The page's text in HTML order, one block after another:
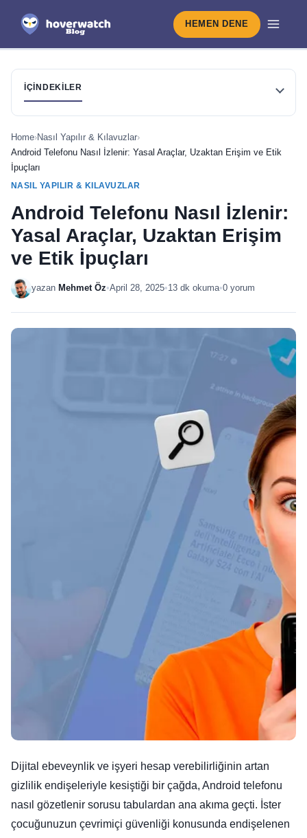
HEMEN DENE
İÇINDEKILER
Home›Nasıl Yapılır & Kılavuzlar›
Android Telefonu Nasıl İzlenir: Yasal Araçlar, Uzaktan Erişim ve Etik
İpuçları
NASIL YAPILIR & KILAVUZLAR
Android Telefonu Nasıl İzlenir:
Yasal Araçlar, Uzaktan Erişim
ve Etik İpuçları
yazan Mehmet Öz•April 28, 2025•13 dk okuma•0 yorum
Dijital ebeveynlik ve işyeri hesap verebilirliğinin artan
gizlilik endişeleriyle kesiştiği bir çağda, Android telefonu
nasıl gözetlenir sorusu tabulardan ana akıma geçti. İster
çocuğunuzun çevrimiçi güvenliği konusunda endişelenen